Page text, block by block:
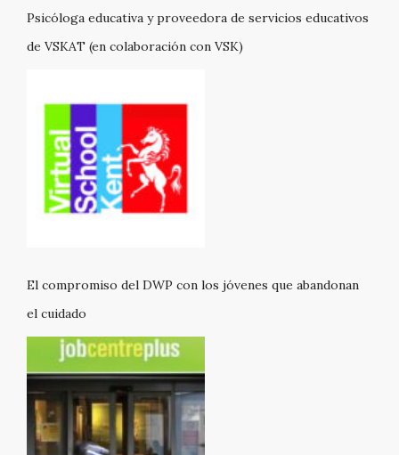
Psicóloga educativa y proveedora de servicios educativos
de VSKAT (en colaboración con VSK)
El compromiso del DWP con los jóvenes que abandonan
el cuidado